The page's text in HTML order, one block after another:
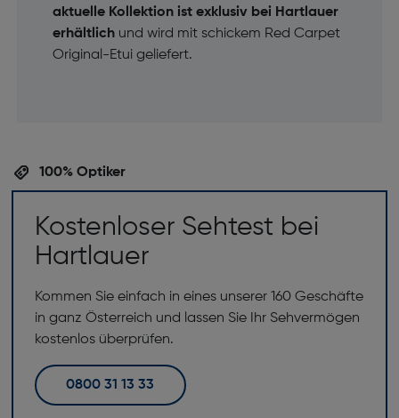
aktuelle Kollektion ist exklusiv bei Hartlauer
erhältlichund wird mit schickem Red Carpet
Original-Etui geliefert.
100% Optiker
Kostenloser Sehtest bei
Hartlauer
Kommen Sie einfach in eines unserer 160 Geschäfte
in ganz Österreich und lassen Sie Ihr Sehvermögen
kostenlos überprüfen.
0800 31 13 33